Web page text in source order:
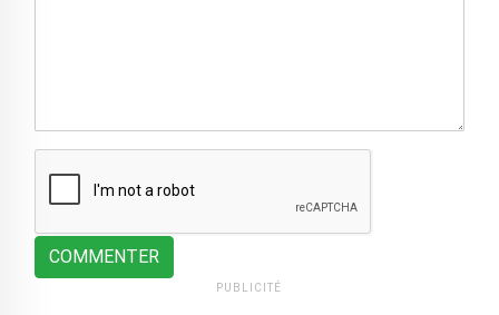
COMMENTER
PUBLICITÉ